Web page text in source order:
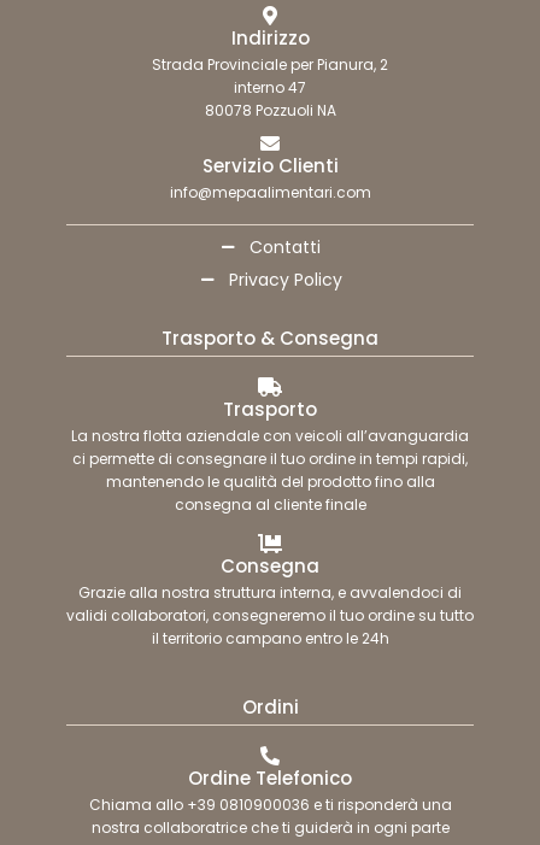
Indirizzo
Strada Provinciale per Pianura, 2
interno 47
80078 Pozzuoli NA
Servizio Clienti
info@mepaalimentari.com
Contatti
Privacy Policy
Trasporto & Consegna
Trasporto
La nostra flotta aziendale con veicoli all’avanguardia
ci permette di consegnare il tuo ordine in tempi rapidi,
mantenendo le qualità del prodotto fino alla
consegna al cliente finale
Consegna
Grazie alla nostra struttura interna, e avvalendoci di
validi collaboratori, consegneremo il tuo ordine su tutto
il territorio campano entro le 24h
Ordini
Ordine Telefonico
Chiama allo +39 0810900036 e ti risponderà una
nostra collaboratrice che ti guiderà in ogni parte